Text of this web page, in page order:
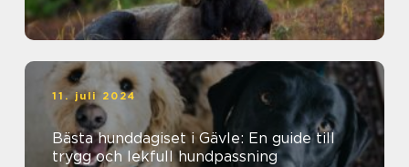
11. juli 2024
Bästa hunddagiset i Gävle: En guide till
trygg och lekfull hundpassning